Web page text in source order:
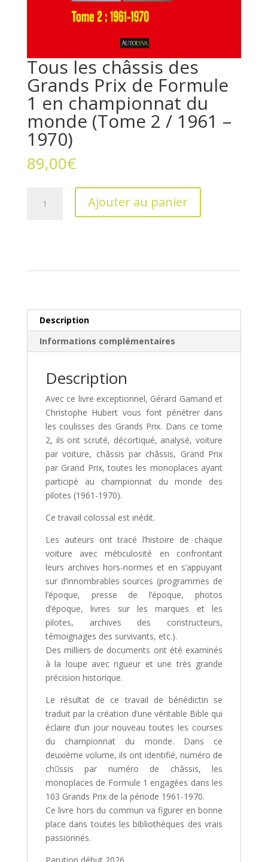
Tous les châssis des
Grands Prix de Formule
1 en championnat du
monde (Tome 2 / 1961 –
1970)
89,00€
Formule
1
monde
(Tome
1970)
Ajouter au panier
Description
Informations complémentaires
Description
Avec ce livre exceptionnel, Gérard Gamand et
Christophe Hubert vous font pénétrer dans
les coulisses des Grands Prix. Dans ce tome
2, ils ont scruté, décortiqué, analysé, voiture
par voiture, châssis par châssis, Grand Prix
par Grand Prix, toutes les monoplaces ayant
participé au championnat du monde des
pilotes (1961-1970).
Ce travail colossal est inédit.
Les auteurs ont tracé l’histoire de chaque
voiture avec méticulosité en confrontant
leurs archives hors-normes et en s’appuyant
sur d’innombrables sources (programmes de
l’époque, presse de l’époque, photos
d’époque, livres sur les marques et les
pilotes, archives des constructeurs,
témoignages des survivants, etc.).
Des milliers de documents ont été examinés
à la loupe avec rigueur et une très grande
précision historique.
Le résultat de ce travail de bénédictin se
traduit par la création d’une véritable Bible qui
éclaire d’un jour nouveau toutes les courses
du championnat du monde. Dans ce
deuxième volume, ils ont identifié, numéro de
ch􀀕ssis par numéro de châssis, les
monoplaces de Formule 1 engagées dans les
103 Grands Prix de la période 1961-1970.
Ce livre hors du commun va figurer en bonne
place dans toutes les bibliothèques des vrais
passionnés.
Parution début 2026.